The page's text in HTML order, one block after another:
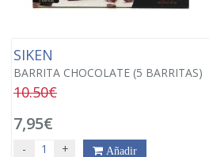
SIKEN
BARRITA CHOCOLATE (5 BARRITAS)
10.50€
7,95€
- + Añadir